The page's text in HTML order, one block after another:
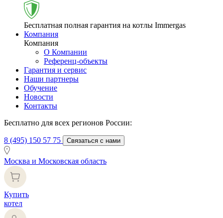
Бесплатная полная гарантия на котлы Immergas
Компания
Компания
О Компании
Референц-объекты
Гарантия и сервис
Наши партнеры
Обучение
Новости
Контакты
Бесплатно для всех регионов России:
8 (495) 150 57 75 Связаться с нами
Москва и Московская область
Купить
котел